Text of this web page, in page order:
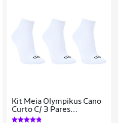
Kit Meia Olympikus Cano
Curto C/ 3 Pares
Feminino